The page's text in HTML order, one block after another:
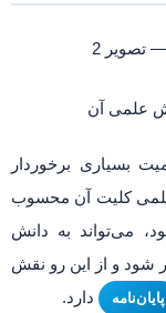
علمی آن
بسیاری برخوردار
کلیت آن محسوب
می‌تواند به دانش
شود و از این رو نقش
پایان‌نامه دارد.